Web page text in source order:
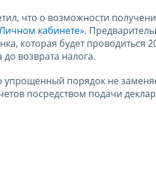
что о возможности
кабинете».
которая будет
возврата налога.
упрощенный порядок не
посредством подачи